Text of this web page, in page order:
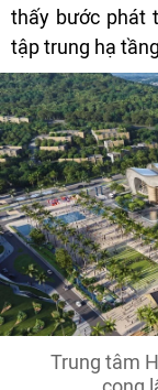
thấy bước phát
tập trung hạ
Trung tâm